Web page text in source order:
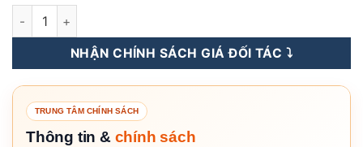
Inverter Hybrid Solis 3KW 1 Pha Plus [Giá Sỉ] số lượng
NHẬN CHÍNH SÁCH GIÁ ĐỐI TÁC ⤵️
TRUNG TÂM CHÍNH SÁCH
Thông tin & chính sách